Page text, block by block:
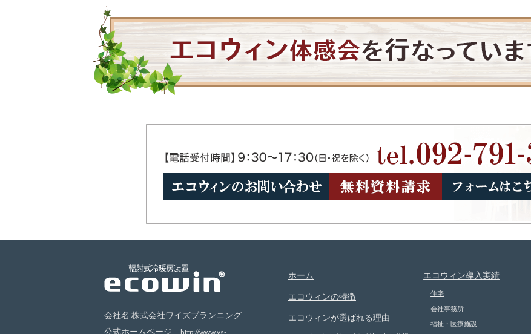
会社名 株式会社ワイズプランニング
公式ホームページ http://www.ys-
ホーム
エコウィンの特徴
エコウィンが選ばれる理由
エコウィン導入実績
住宅
会社事務所
福祉・医療施設